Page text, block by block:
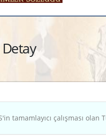
tamamlayıcı çalışması olan